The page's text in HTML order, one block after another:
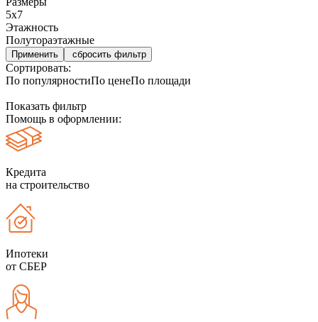
5х7
Этажность
Полутораэтажные
сбросить фильтр
Сортировать:
По популярностиПо ценеПо площади
Показать фильтр
Помощь в оформлении:
Кредита
на строительство
Ипотеки
от СБЕР